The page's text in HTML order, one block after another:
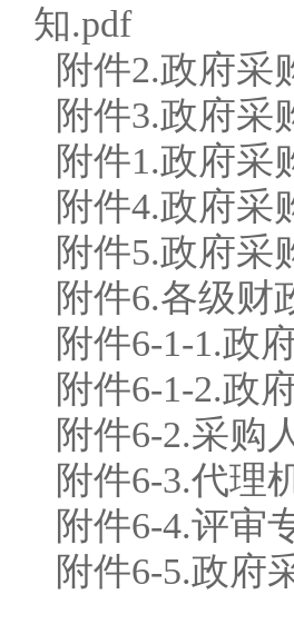
知.pdf
附件2.政府采
附件3.政府采
附件1.政府采
附件4.政府采
附件5.政府采
附件6.各级财
附件6-1-1.政
附件6-1-2.政
附件6-2.采购
附件6-3.代理
附件6-4.评审
附件6-5.政府